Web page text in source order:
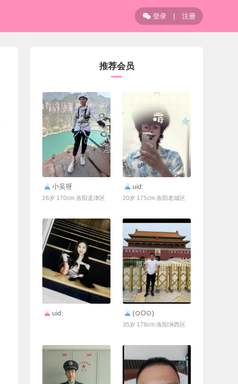
登录 | 注册
推荐会员
联系Ta
小吴呀
26岁 170cm 洛阳孟津区
uid:
20岁 175cm 洛阳老城区
uid: 联系Ta
(⊙O⊙)
35岁 178cm 洛阳涧西区